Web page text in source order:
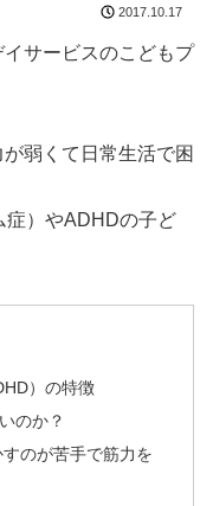
2017.10.17
サービスのこどもプ
弱くて日常生活で困
症）やADHDの子ど
）の特徴
のか？
のが苦手で筋力を